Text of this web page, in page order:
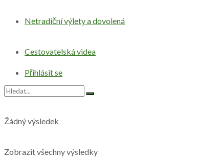
Přihlásit se
Netradiční výlety a dovolená
Cestovatelská videa
Žádný výsledek
Zobrazit všechny výsledky